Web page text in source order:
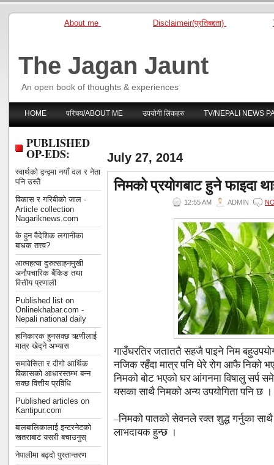
About me Disclaimeir(प्रतिबद्दता)
The Jagan Jaunt
An open book of thoughts & experiences
HOME परिचय/ABOUT ME उपयोगी लिंकहरु TV/NEPALI NEWS
PUBLISHED
OP-EDS:
स्वार्थको द्वन्द्वमा नयाँ दल र नेता
पनि उस्तै
विकास र गरिबीको जाल -
Article collection
Nagariknews.com
के हुन वैदेशिक लगानीका
बाधक तत्त्व?
आत्महत्या दुरुत्साहनमुखी
अनौपचारिक बैंकिङ तथा
वित्तीय प्रणाली
Published list on
Onlinekhabar.com -
Nepali national daily
हानिकारक हुनसक्छ ऋणीलाई
मात्र खेद्ने अभ्यास
समावेसिता र दीगो आर्थिक
विकासको आधारस्तम्भ बन्न
सक्छ वित्तीय प्रविधि
Published articles on
Kantipur.com
बालबालिकालाई इन्टरनेटको
खतराबाट यसरी बचाउनुस्
नेपालीमा बढ्दो पुस्तान्तरण
July 27, 2014
निमको प्रयोगबाट हुने फाइदा
12:55 AM ADMIN
गाउँघरतिर जताततै सहजै पाइने निम
नजिक रहँदा मात्र पनि धेरे रोग आफै निको
निमको बोट भएको घर आंगनमा विषालु सर्प
यसका साथै निमको अन्य उपयोगिता पनि छ ।
–निमको पातको सेवनले रक्त शुद्ध गर्नुका
लाभदायक हुन्छ ।